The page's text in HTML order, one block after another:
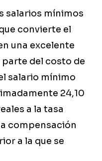
salarios mínimos
convierte el
una excelente
del costo de
salario mínimo
24,10
a la tasa
compensación
a la que se